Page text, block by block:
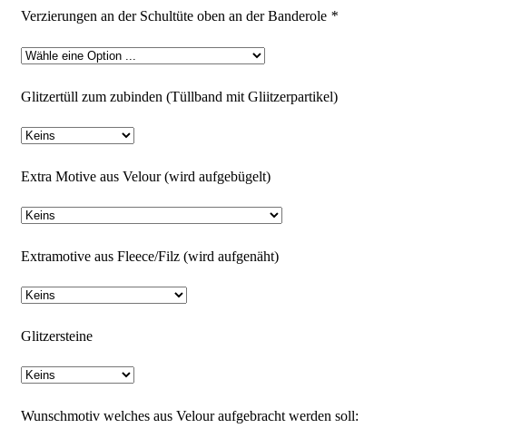
Verzierungen an der Schultüte oben an der Banderole *
Glitzertüll zum zubinden (Tüllband mit Gliitzerpartikel)
Extra Motive aus Velour (wird aufgebügelt)
Extramotive aus Fleece/Filz (wird aufgenäht)
Glitzersteine
Wunschmotiv welches aus Velour aufgebracht werden soll: